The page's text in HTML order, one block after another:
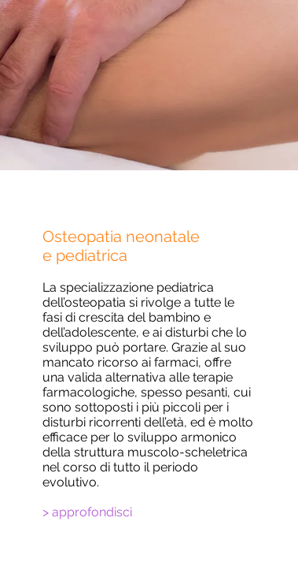
Osteopatia neonatale
e pediatrica
La specializzazione pediatrica
dell’osteopatia si rivolge a tutte le
fasi di crescita del bambino e
dell’adolescente, e ai disturbi che lo
sviluppo può portare. Grazie al suo
mancato ricorso ai farmaci, offre
una valida alternativa alle terapie
farmacologiche, spesso pesanti, cui
sono sottoposti i più piccoli per i
disturbi ricorrenti dell’età, ed è molto
efficace per lo sviluppo armonico
della struttura muscolo-scheletrica
nel corso di tutto il periodo
evolutivo.
> approfondisci